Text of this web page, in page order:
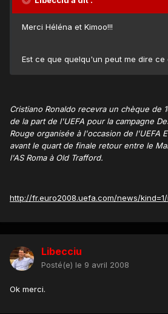
Merci Héléna et Kimoo!!!
Est ce que quelqu'un peut me dire ce
Cristiano Ronaldo recevra un chèque de
de la part de l'UEFA pour la campagne
Rouge organisée à l'occasion de l'UEFA
avant le quart de finale retour entre le
l'AS Roma à Old Trafford.
http://fr.euro2008.uefa.com/news/kind=1/
Libecciu
Posté(e) le 9 avril 2008
Ok merci.